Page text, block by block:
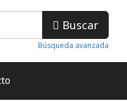
Buscar
Búsqueda avanzada